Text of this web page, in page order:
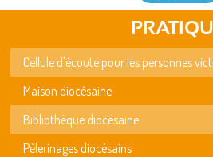
Cellule d'écoute pour les personnes
Maison diocésaine
Bibliothèque diocésaine
Pèlerinages diocésains